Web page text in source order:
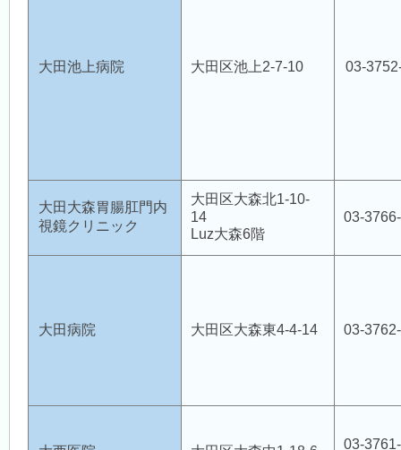
大田池上病院 大田区池上2-7-10 03-
大田大森胃腸肛門内
視鏡クリニック
大田区大森北1-10-
14
Luz大森6階
03-
大田病院 大田区大森東4-4-14 03-
03-